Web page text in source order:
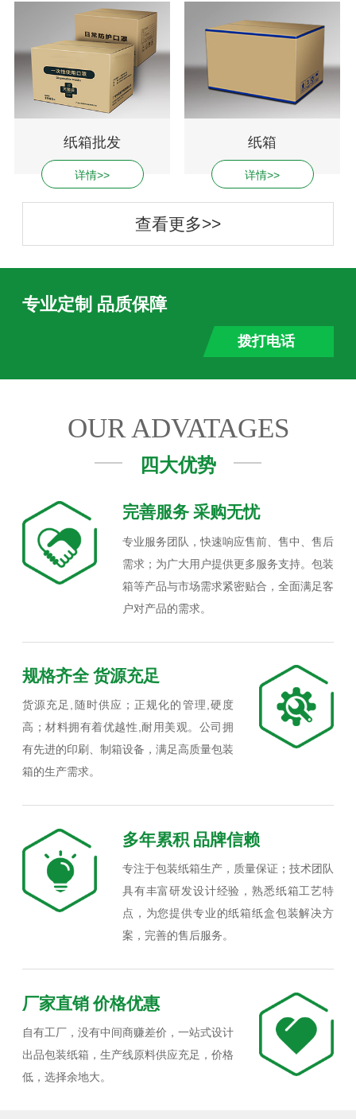
纸箱批发
详情>>
纸箱
详情>>
查看更多>>
专业定制 品质保障
拨打电话
OUR ADVATAGES
四大优势
完善服务 采购无忧
专业服务团队，快速响应售前、售中、售后
需求；为广大用户提供更多服务支持。包装
箱等产品与市场需求紧密贴合，全面满足客
户对产品的需求。
规格齐全 货源充足
货源充足,随时供应；正规化的管理,硬度
高；材料拥有着优越性,耐用美观。公司拥
有先进的印刷、制箱设备，满足高质量包装
箱的生产需求。
多年累积 品牌信赖
专注于包装纸箱生产，质量保证；技术团队
具有丰富研发设计经验，熟悉纸箱工艺特
点，为您提供专业的纸箱纸盒包装解决方
案，完善的售后服务。
厂家直销 价格优惠
自有工厂，没有中间商赚差价，一站式设计
出品包装纸箱，生产线原料供应充足，价格
低，选择余地大。